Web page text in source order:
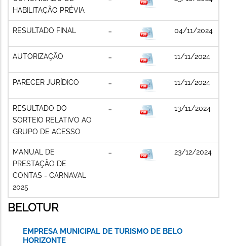
HABILITAÇÃO PRÉVIA
RESULTADO FINAL 04/11/2024
AUTORIZAÇÃO 11/11/2024
PARECER JURÍDICO 11/11/2024
RESULTADO DO
SORTEIO RELATIVO AO
GRUPO DE ACESSO
13/11/2024
MANUAL DE
PRESTAÇÃO DE
CONTAS - CARNAVAL
2025
23/12/2024
BELOTUR
EMPRESA MUNICIPAL DE TURISMO DE BELO
HORIZONTE